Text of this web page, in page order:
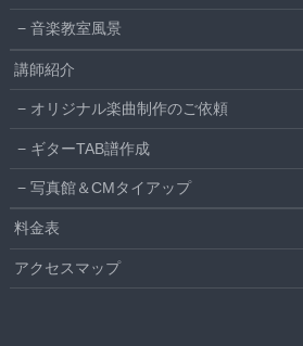
音楽教室風景
講師紹介
オリジナル楽曲制作のご依頼
ギターTAB譜作成
写真館＆CMタイアップ
料金表
アクセスマップ